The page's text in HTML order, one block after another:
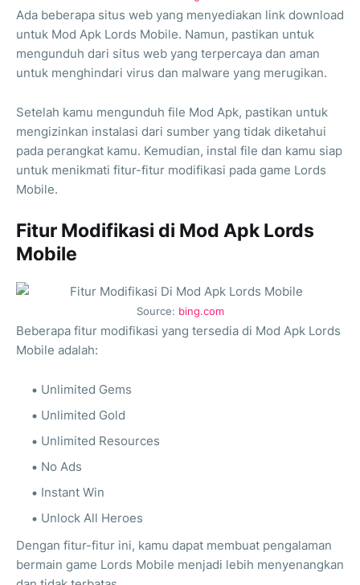
Ada beberapa situs web yang menyediakan link download
untuk Mod Apk Lords Mobile. Namun, pastikan untuk
mengunduh dari situs web yang terpercaya dan aman
untuk menghindari virus dan malware yang merugikan.
Setelah kamu mengunduh file Mod Apk, pastikan untuk
mengizinkan instalasi dari sumber yang tidak diketahui
pada perangkat kamu. Kemudian, instal file dan kamu siap
untuk menikmati fitur-fitur modifikasi pada game Lords
Mobile.
Fitur Modifikasi di Mod Apk Lords
Mobile
Source: bing.com
Beberapa fitur modifikasi yang tersedia di Mod Apk Lords
Mobile adalah:
Unlimited Gems
Unlimited Gold
Unlimited Resources
No Ads
Instant Win
Unlock All Heroes
Dengan fitur-fitur ini, kamu dapat membuat pengalaman
bermain game Lords Mobile menjadi lebih menyenangkan